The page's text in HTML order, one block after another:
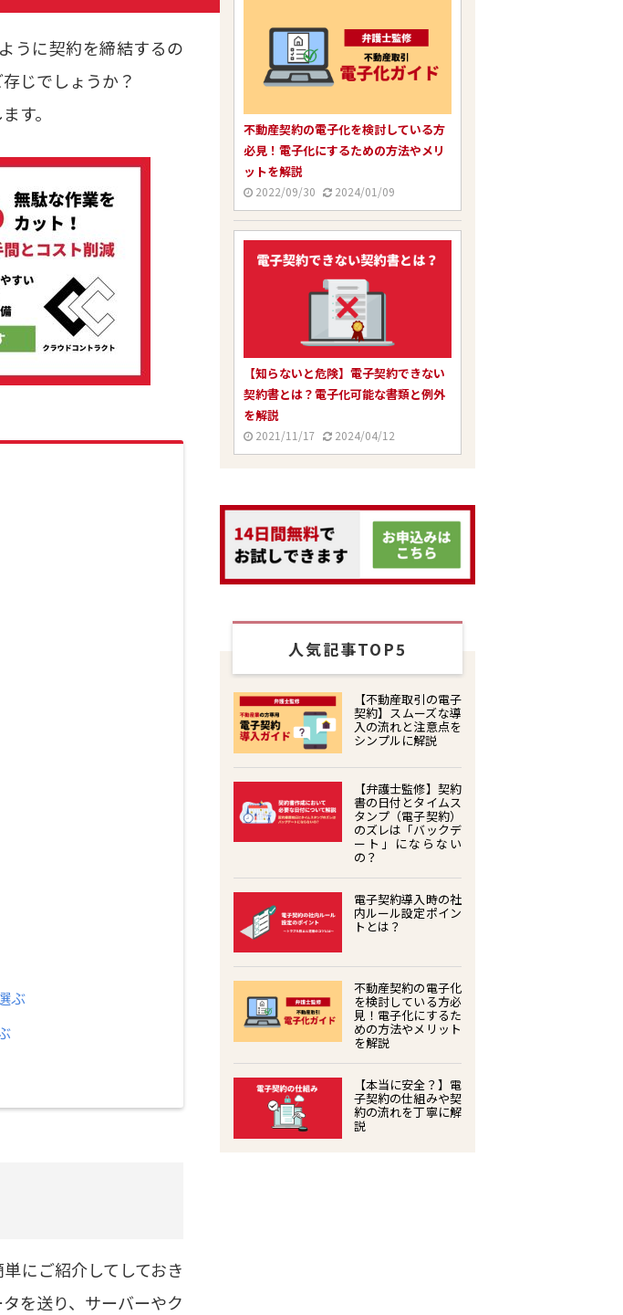
うに契約を締結するの
じでしょうか？
す。
ぶ
にご紹介してしておき
を送り、サーバーやク
不動産契約の電子化を検討している方
必見！電子化にするための方法やメリ
ットを解説
2022/09/30 2024/01/09
【知らないと危険】電子契約できない
契約書とは？電子化可能な書類と例外
を解説
2021/11/17 2024/04/12
人気記事TOP5
【不動産取引の電子
契約】スムーズな導
入の流れと注意点を
シンプルに解説
【弁護士監修】契約
書の日付とタイムス
タンプ（電子契約）
のズレは「バックデ
ート」にならない
の？
電子契約導入時の社
内ルール設定ポイン
トとは？
不動産契約の電子化
を検討している方必
見！電子化にするた
めの方法やメリット
を解説
【本当に安全？】電
子契約の仕組みや契
約の流れを丁寧に解
説